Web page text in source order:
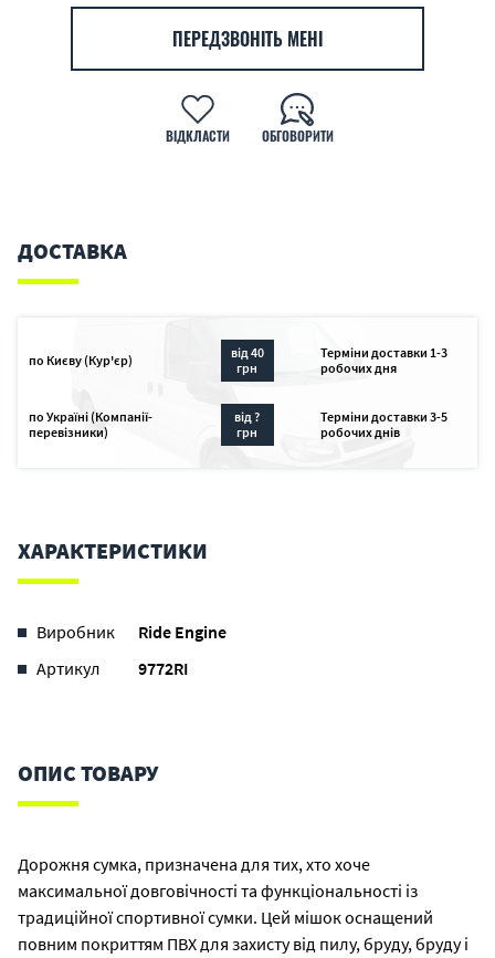
ПЕРЕДЗВОНІТЬ МЕНІ
ВІДКЛАСТИ ОБГОВОРИТИ
ДОСТАВКА
по Києву (Кур'єр)
від 40
грн
Терміни доставки 1-3
робочих дня
по Україні (Компанії-
перевізники)
від ?
грн
Терміни доставки 3-5
робочих днів
ХАРАКТЕРИСТИКИ
Виробник
Ride Engine
Артикул
9772RI
ОПИС ТОВАРУ
Дорожня сумка, призначена для тих, хто хоче
максимальної довговічності та функціональності із
традиційної спортивної сумки. Цей мішок оснащений
повним покриттям ПВХ для захисту від пилу, бруду, бруду і